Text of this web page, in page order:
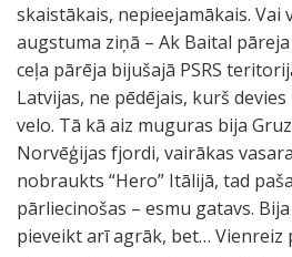
skaistākais, nepieejamākais. Vai
augstuma ziņā – Ak Baital
ceļa pārēja bijušajā PSRS
Latvijas, ne pēdējais, kurš
velo. Tā kā aiz muguras bija
Norvēģijas fjordi, vairākas
nobraukts “Hero” Itālijā, tad
pārliecinošas – esmu gatavs.
pieveikt arī agrāk, bet… Vienreiz